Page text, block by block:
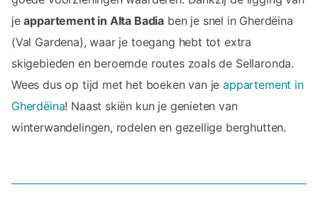
jeappartement in Alta Badia ben je snel in Gherdëina
(Val Gardena), waar je toegang hebt tot extra
skigebieden en beroemde routes zoals de Sellaronda.
Wees dus op tijd met het boeken van jeappartement in
Gherdëina! Naast skiën kun je genieten van
winterwandelingen, rodelen en gezellige berghutten.